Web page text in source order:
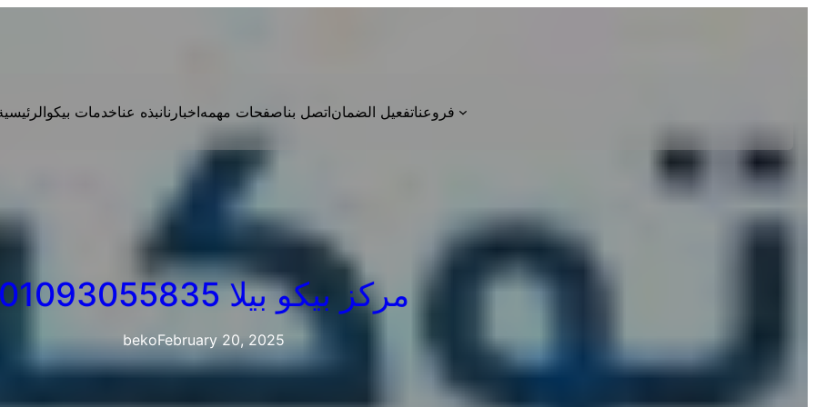
خدمات بيكونبذه عنااخبارناصفحات مهمهاتصل بناتفعيل الضمانفروعنا
مركز بيكو بيلا 01093055835
bekoFebruary 20, 2025